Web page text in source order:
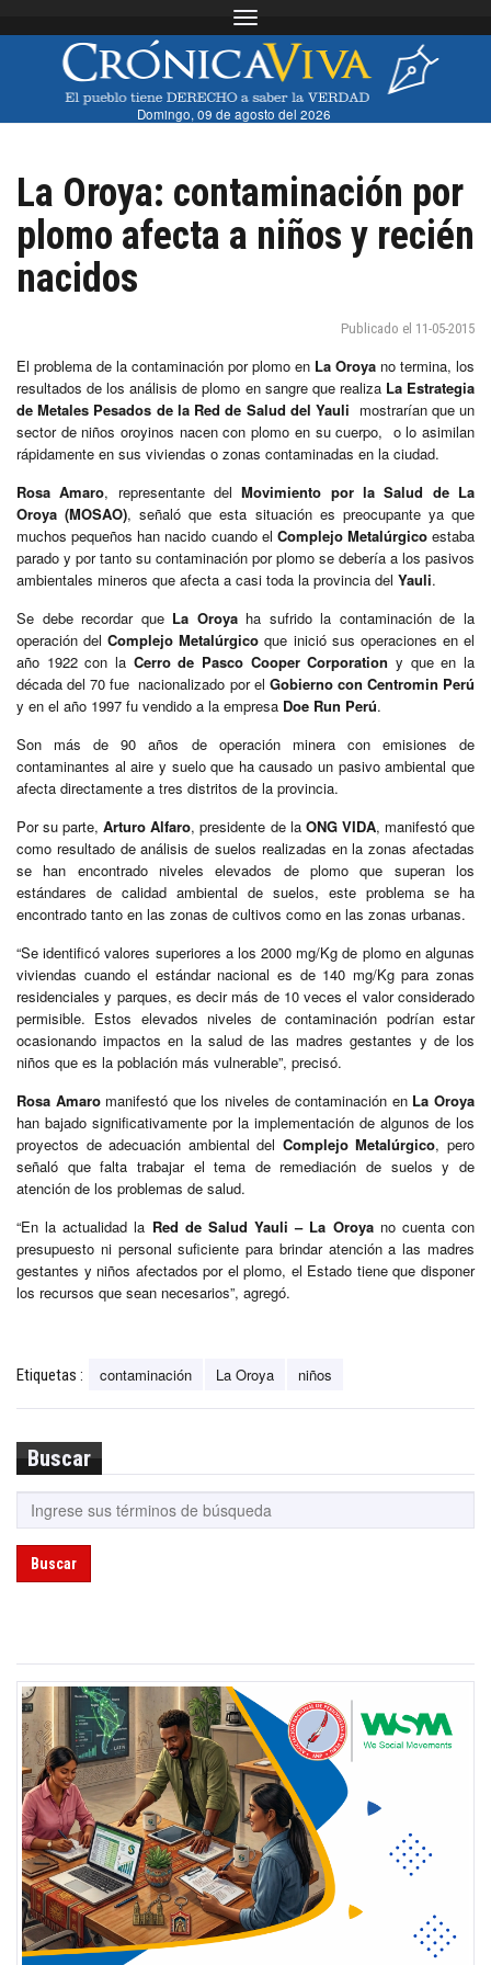
Toggle navigation
Domingo, 09 de agosto del 2026
La Oroya: contaminación por
plomo afecta a niños y recién
nacidos
Publicado el 11-05-2015
El problema de la contaminación por plomo en La Oroya no termina, los
resultados de los análisis de plomo en sangre que realiza La Estrategia
de Metales Pesados de la Red de Salud del Yauli mostrarían que un
sector de niños oroyinos nacen con plomo en su cuerpo, o lo asimilan
rápidamente en sus viviendas o zonas contaminadas en la ciudad.
Rosa Amaro, representante delMovimiento por la Salud de La
Oroya (MOSAO), señaló que esta situación es preocupante ya que
muchos pequeños han nacido cuando el Complejo Metalúrgicoestaba
parado y por tanto su contaminación por plomo se debería a los pasivos
ambientales mineros que afecta a casi toda la provincia del Yauli.
Se debe recordar que La Oroyaha sufrido la contaminación de la
operación delComplejo Metalúrgico que inició sus operaciones en el
año 1922 con la Cerro de Pasco Cooper Corporation y que en la
década del 70 fue nacionalizado por el Gobierno con Centromin Perú
y en el año 1997 fu vendido a la empresa Doe Run Perú.
Son más de 90 años de operación minera con emisiones de
contaminantes al aire y suelo que ha causado un pasivo ambiental que
afecta directamente a tres distritos de la provincia.
Por su parte,Arturo Alfaro, presidente de la ONG VIDA, manifestó que
como resultado de análisis de suelos realizadas en la zonas afectadas
se han encontrado niveles elevados de plomo que superan los
estándares de calidad ambiental de suelos, este problema se ha
encontrado tanto en las zonas de cultivos como en las zonas urbanas.
“Se identificó valores superiores a los 2000 mg/Kg de plomo en algunas
viviendas cuando el estándar nacional es de 140 mg/Kg para zonas
residenciales y parques, es decir más de 10 veces el valor considerado
permisible. Estos elevados niveles de contaminación podrían estar
ocasionando impactos en la salud de las madres gestantes y de los
niños que es la población más vulnerable”, precisó.
Rosa Amaromanifestó que los niveles de contaminación en La Oroya
han bajado significativamente por la implementación de algunos de los
proyectos de adecuación ambiental del Complejo Metalúrgico, pero
señaló que falta trabajar el tema de remediación de suelos y de
atención de los problemas de salud.
“En la actualidad la Red de Salud Yauli – La Oroyano cuenta con
presupuesto ni personal suficiente para brindar atención a las madres
gestantes y niños afectados por el plomo, el Estado tiene que disponer
los recursos que sean necesarios”, agregó.
Etiquetas : contaminación La Oroya niños
Buscar
Buscar